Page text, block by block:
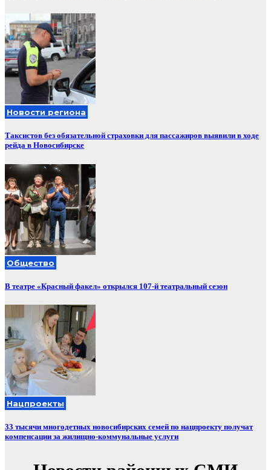
Новости региона
Таксистов без обязательной страховки для пассажиров выявили в ходе
рейда в Новосибирске
Общество
В театре «Красный факел» открылся 107-й театральный сезон
Нацпроекты
33 тысячи многодетных новосибирских семей по нацпроекту получат
компенсации за жилищно-коммунальные услуги